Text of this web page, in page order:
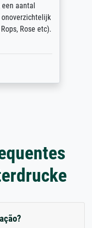
aantal
Rose etc).